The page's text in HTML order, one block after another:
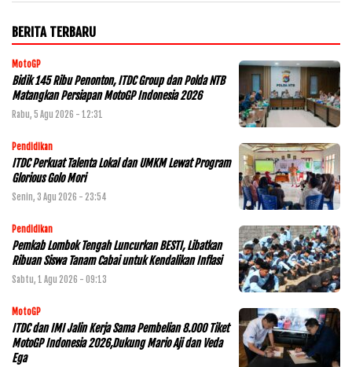
BERITA TERBARU
MotoGP
Bidik 145 Ribu Penonton, ITDC Group dan Polda NTB
Matangkan Persiapan MotoGP Indonesia 2026
Rabu, 5 Agu 2026 - 12:31
Pendidikan
ITDC Perkuat Talenta Lokal dan UMKM Lewat Program
Glorious Golo Mori
Senin, 3 Agu 2026 - 23:54
Pendidikan
Pemkab Lombok Tengah Luncurkan BESTI, Libatkan
Ribuan Siswa Tanam Cabai untuk Kendalikan Inflasi
Sabtu, 1 Agu 2026 - 09:13
MotoGP
ITDC dan IMI Jalin Kerja Sama Pembelian 8.000 Tiket
MotoGP Indonesia 2026,Dukung Mario Aji dan Veda
Ega